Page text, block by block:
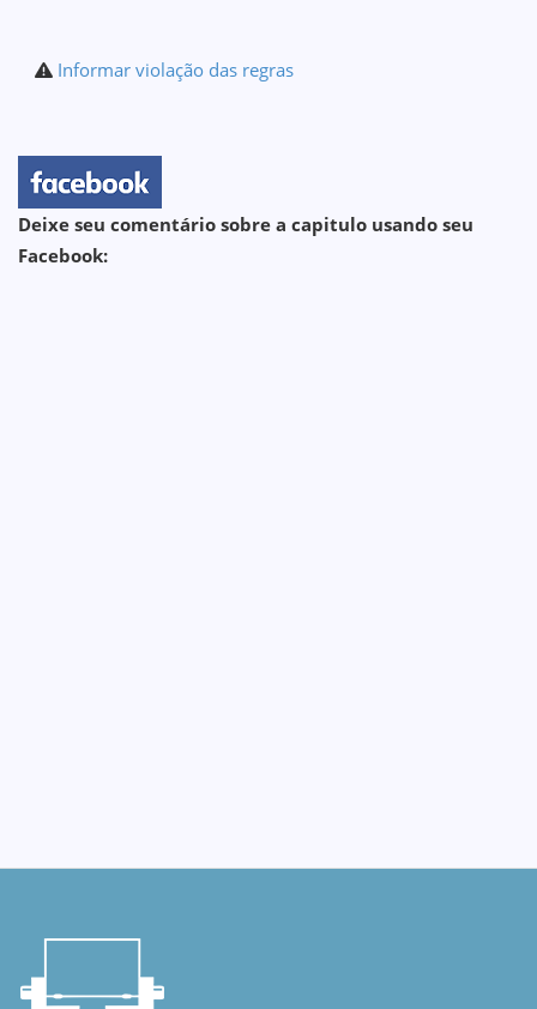
Informar violação das regras
Deixe seu comentário sobre a capitulo usando seu
Facebook: